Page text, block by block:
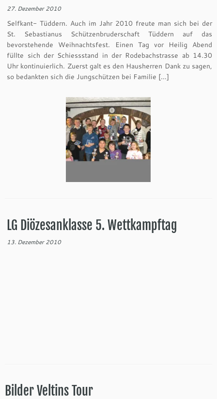
27. Dezember 2010
Selfkant- Tüddern. Auch im Jahr 2010 freute man sich bei der
St. Sebastianus Schützenbruderschaft Tüddern auf das
bevorstehende Weihnachtsfest. Einen Tag vor Heilig Abend
füllte sich der Schiessstand in der Rodebachstrasse ab 14.30
Uhr kontinuierlich. Zuerst galt es den Hausherren Dank zu sagen,
so bedankten sich die Jungschützen bei Familie […]
LG Diözesanklasse 5. Wettkampftag
13. Dezember 2010
Bilder Veltins Tour